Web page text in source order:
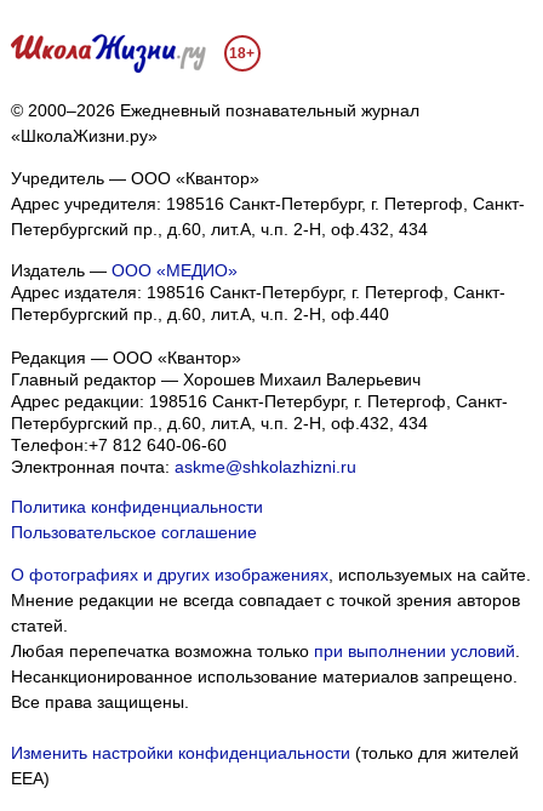
18+
© 2000–2026 Ежедневный познавательный журнал
«ШколаЖизни.ру»
Учредитель — ООО «Квантор»
Адрес учредителя: 198516 Санкт-Петербург, г. Петергоф, Санкт-
Петербургский пр., д.60, лит.А, ч.п. 2-Н, оф.432, 434
Издатель — ООО «МЕДИО»
Адрес издателя: 198516 Санкт-Петербург, г. Петергоф, Санкт-
Петербургский пр., д.60, лит.А, ч.п. 2-Н, оф.440
Редакция — ООО «Квантор»
Главный редактор — Хорошев Михаил Валерьевич
Адрес редакции: 198516 Санкт-Петербург, г. Петергоф Санкт-
Петербургский пр., д.60, лит.А, ч.п. 2-Н, оф.432, 434
Телефон:+7 812 640-06-60
Электронная почта: askme@shkolazhizni.ru
Политика конфиденциальности
Пользовательское соглашение
О фотографиях и других изображениях, используемых на сайте.
Мнение редакции не всегда совпадает с точкой зрения авторов
статей.
Любая перепечатка возможна только при выполнении условий
Несанкционированное использование материалов запрещено.
Все права защищены.
Изменить настройки конфиденциальности (только для жителей
EEA)